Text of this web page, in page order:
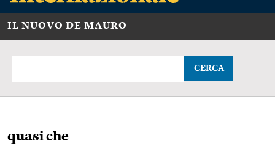
IL NUOVO DE MAURO
CERCA
quasi che